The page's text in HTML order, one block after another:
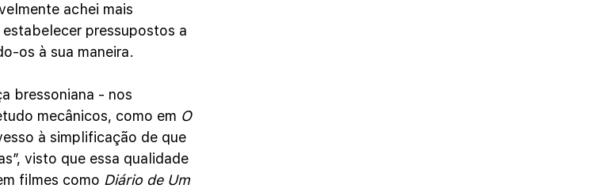
achei mais
pressupostos a
os à sua maneira.
bressoniana - nos
mecânicos, como em O
à simplificação de que
visto que essa qualidade
filmes como Diário de Um